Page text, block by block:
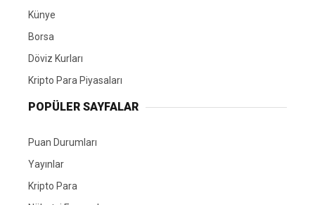
Künye
Borsa
Döviz Kurları
Kripto Para Piyasaları
POPÜLER SAYFALAR
Puan Durumları
Yayınlar
Kripto Para